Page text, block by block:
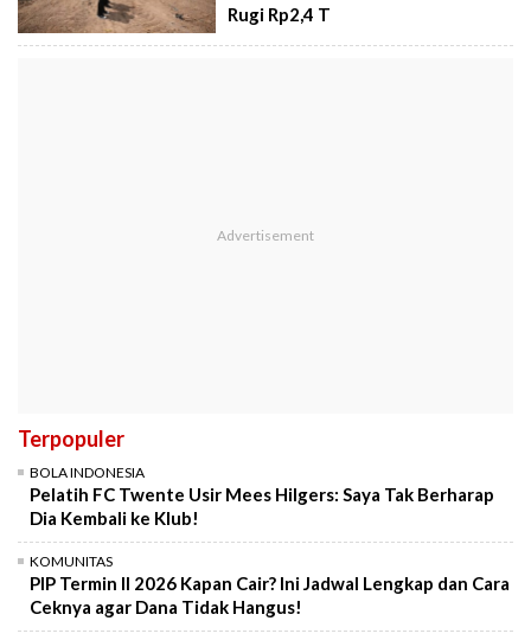
Rugi Rp2,4 T
Terpopuler
BOLA INDONESIA
Pelatih FC Twente Usir Mees Hilgers: Saya Tak Berharap
Dia Kembali ke Klub!
KOMUNITAS
PIP Termin II 2026 Kapan Cair? Ini Jadwal Lengkap dan Cara
Ceknya agar Dana Tidak Hangus!